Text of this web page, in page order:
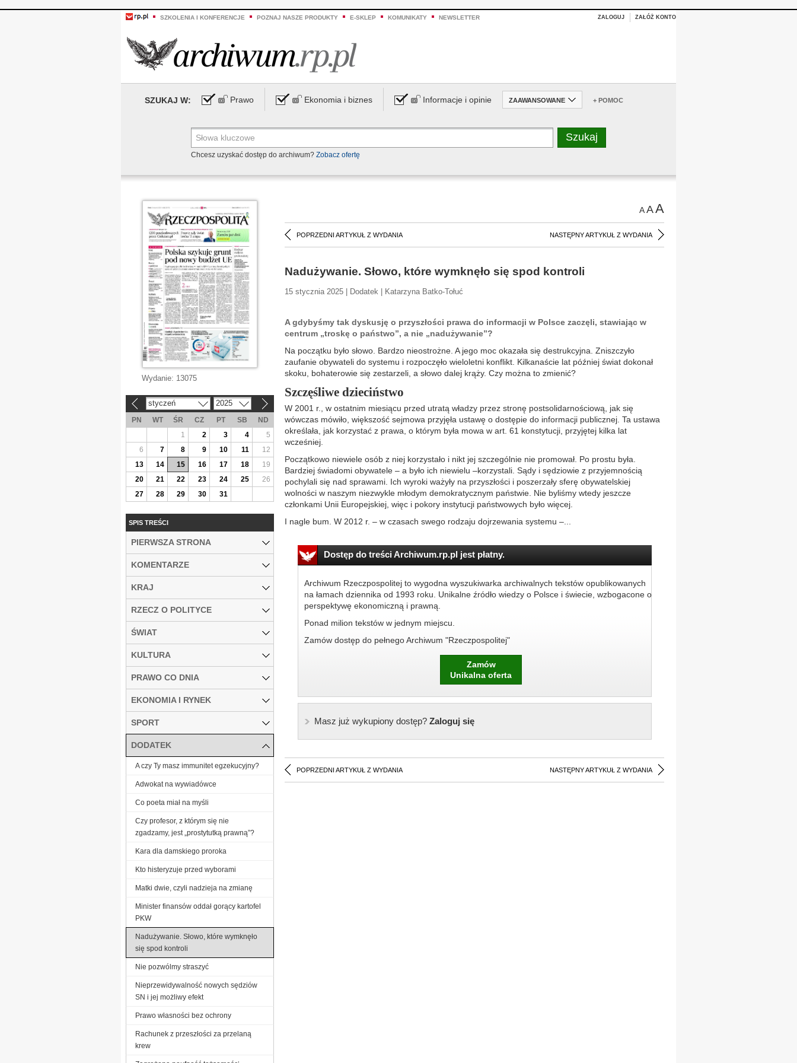
SZKOLENIA I KONFERENCJE POZNAJ NASZE PRODUKTY E-SKLEP KOMUNIKATY NEWSLETTER ZALOGUJ ZAŁÓŻ KONTO
SZUKAJ W: Prawo Ekonomia i biznes Informacje i opinie ZAAWANSOWANE + POMOC
Chcesz uzyskać dostęp do archiwum? Zobacz ofertę
AAA
POPRZEDNI ARTYKUŁ Z WYDANIA NASTĘPNY ARTYKUŁ Z WYDANIA
Nadużywanie. Słowo, które wymknęło się spod kontroli
15 stycznia 2025 | Dodatek | Katarzyna Batko-Tołuć
A gdybyśmy tak dyskusję o przyszłości prawa do informacji w Polsce zaczęli, stawiając w
centrum „troskę o państwo”, a nie „nadużywanie”?
Na początku było słowo. Bardzo nieostrożne. A jego moc okazała się destrukcyjna. Zniszczyło
zaufanie obywateli do systemu i rozpoczęło wieloletni konflikt. Kilkanaście lat później świat dokonał
skoku, bohaterowie się zestarzeli, a słowo dalej krąży. Czy można to zmienić?
Szczęśliwe dzieciństwo
W 2001 r., w ostatnim miesiącu przed utratą władzy przez stronę postsolidarnościową, jak się
wówczas mówiło, większość sejmowa przyjęła ustawę o dostępie do informacji publicznej. Ta ustawa
określała, jak korzystać z prawa, o którym była mowa w art. 61 konstytucji, przyjętej kilka lat
wcześniej.
Początkowo niewiele osób z niej korzystało i nikt jej szczególnie nie promował. Po prostu była.
Bardziej świadomi obywatele – a było ich niewielu –korzystali. Sądy i sędziowie z przyjemnością
pochylali się nad sprawami. Ich wyroki ważyły na przyszłości i poszerzały sferę obywatelskiej
wolności w naszym niezwykle młodym demokratycznym państwie. Nie byliśmy wtedy jeszcze
członkami Unii Europejskiej, więc i pokory instytucji państwowych było więcej.
I nagle bum. W 2012 r. – w czasach swego rodzaju dojrzewania systemu –...
Dostęp do treści Archiwum.rp.pl jest płatny.
Archiwum Rzeczpospolitej to wygodna wyszukiwarka archiwalnych tekstów opublikowanych
na łamach dziennika od 1993 roku. Unikalne źródło wiedzy o Polsce i świecie, wzbogacone o
perspektywę ekonomiczną i prawną.
Ponad milion tekstów w jednym miejscu.
Zamów dostęp do pełnego Archiwum "Rzeczpospolitej"
Zamów
Unikalna oferta
Masz już wykupiony dostęp?Zaloguj się
POPRZEDNI ARTYKUŁ Z WYDANIA NASTĘPNY ARTYKUŁ Z WYDANIA
Wydanie: 13075
styczeń 2025
PN WT ŚR CZ PT SB
ND
1
2 3 4
5
6
7 8 9 10 11
12
13
14 15 16 17 18
19
20
21 22 23 24 25
26
27
28 29 30 31
SPIS TREŚCI
PIERWSZA STRONA
KOMENTARZE
KRAJ
RZECZ O POLITYCE
ŚWIAT
KULTURA
PRAWO CO DNIA
EKONOMIA I RYNEK
SPORT
DODATEK
A czy Ty masz immunitet egzekucyjny?
Adwokat na wywiadówce
Co poeta miał na myśli
Czy profesor, z którym się nie
zgadzamy, jest „prostytutką prawną”?
Kara dla damskiego proroka
Kto histeryzuje przed wyborami
Matki dwie, czyli nadzieja na zmianę
Minister finansów oddał gorący kartofel
PKW
Nadużywanie. Słowo, które wymknęło
się spod kontroli
Nie pozwólmy straszyć
Nieprzewidywalność nowych sędziów
SN i jej możliwy efekt
Prawo własności bez ochrony
Rachunek z przeszłości za przelaną
krew